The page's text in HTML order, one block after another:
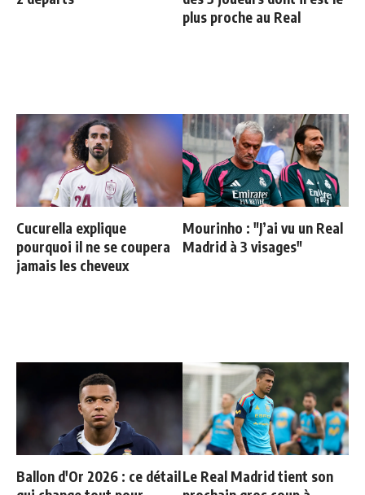
plus proche au Real
Cucurella explique
pourquoi il ne se coupera
jamais les cheveux
Mourinho : "J’ai vu un Real
Madrid à 3 visages"
Ballon d'Or 2026 : ce détailLe Real Madrid tient son